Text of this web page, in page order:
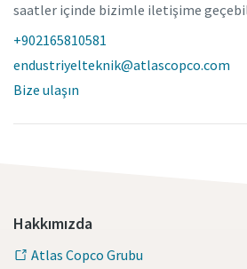
saatler içinde bizimle iletişime
+902165810581
endustriyelteknik@atlascopco.com
Bize ulaşın
Hakkımızda
Atlas Copco Grubu